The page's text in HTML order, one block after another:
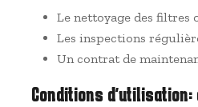
Le nettoyage des filtres
Les inspections
Un contrat de
Conditions